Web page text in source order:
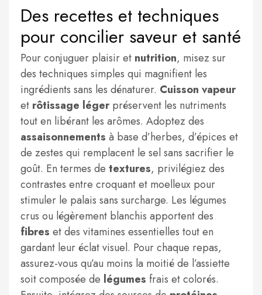
Des recettes et techniques
pour concilier saveur et santé
Pour conjuguer plaisir et nutrition, misez sur
des techniques simples qui magnifient les
ingrédients sans les dénaturer. Cuisson vapeur
et rôtissage légerpréservent les nutriments
tout en libérant les arômes. Adoptez des
assaisonnements à base d’herbes, d’épices et
de zestes qui remplacent le sel sans sacrifier le
goût. En termes de textures, privilégiez des
contrastes entre croquant et moelleux pour
stimuler le palais sans surcharge. Les légumes
crus ou légèrement blanchis apportent des
fibres et des vitamines essentielles tout en
gardant leur éclat visuel. Pour chaque repas,
assurez-vous qu’au moins la moitié de l’assiette
soit composée de légumes frais et colorés.